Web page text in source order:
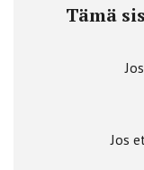
Tämä
Jos